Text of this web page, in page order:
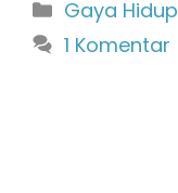
Kategori
Gaya Hidup
1 Komentar